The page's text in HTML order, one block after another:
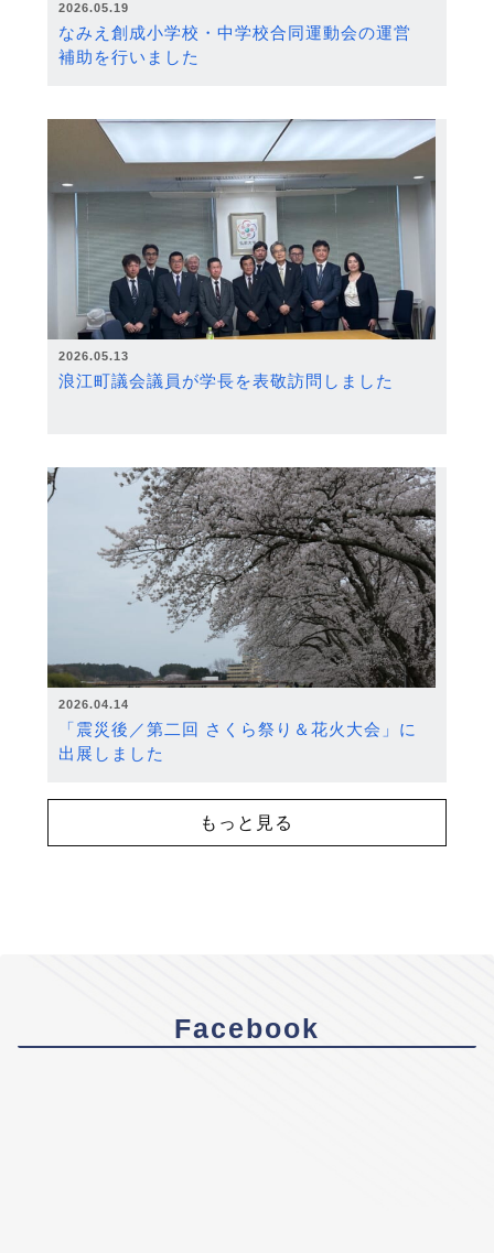
2026.05.19
なみえ創成小学校・中学校合同運動会の運営
補助を行いました
2026.05.13
浪江町議会議員が学長を表敬訪問しました
2026.04.14
「震災後／第二回 さくら祭り＆花火大会」に
出展しました
もっと見る
Facebook